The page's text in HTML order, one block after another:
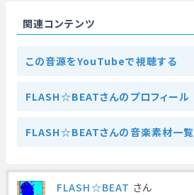
関連コンテンツ
この音源をYouTubeで視聴する
FLASH☆BEATさんのプロフィール
FLASH☆BEATさんの音楽素材一覧
FLASH☆BEAT さん